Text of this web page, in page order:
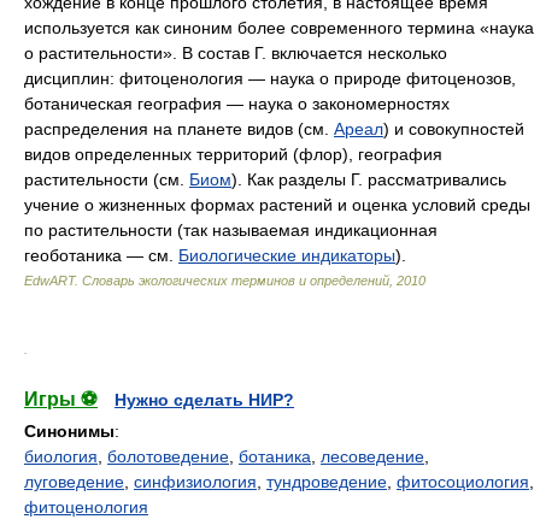
используется как синоним более современного термина «наука
о растительности». В состав Г. включается несколько
дисциплин: фитоценология — наука о природе фитоценозов,
ботаническая география — наука о закономерностях
распределения на планете видов (см. Ареал) и совокупностей
видов определенных территорий (флор), география
растительности (см. Биом). Как разделы Г. рассматривались
учение о жизненных формах растений и оценка условий среды
по растительности (так называемая индикационная
геоботаника — см. Биологические индикаторы).
EdwART. Словарь экологических терминов и определений 2010
Игры ⚽
Нужно сделать НИР?
Синонимы:
биология болотоведение ботаника лесоведение
луговедение синфизиология тундроведение фитосоциология
фитоценология